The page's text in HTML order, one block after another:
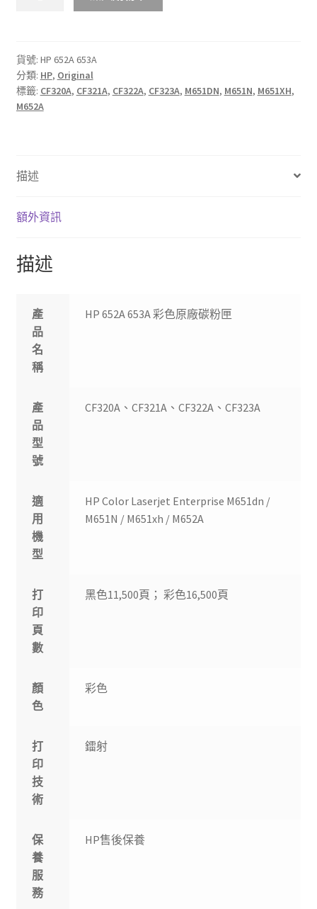
色
原
廠
碳
量
貨號: HP 652A 653A
分類: HP, Original
標籤: CF320A, CF321A, CF322A, CF323A, M651DN, M651N, M651XH,
M652A
描述
額外資訊
描述
產
品
名
稱
HP 652A 653A 彩色原廠碳粉匣
產
品
型
號
CF320A、CF321A、CF322A、CF323A
適
用
機
型
HP Color Laserjet Enterprise M651dn /
M651N / M651xh / M652A
打
印
頁
數
黑色11,500頁； 彩色16,500頁
顏
色
彩色
打
印
技
術
鐳射
保
養
服
務
HP售後保養